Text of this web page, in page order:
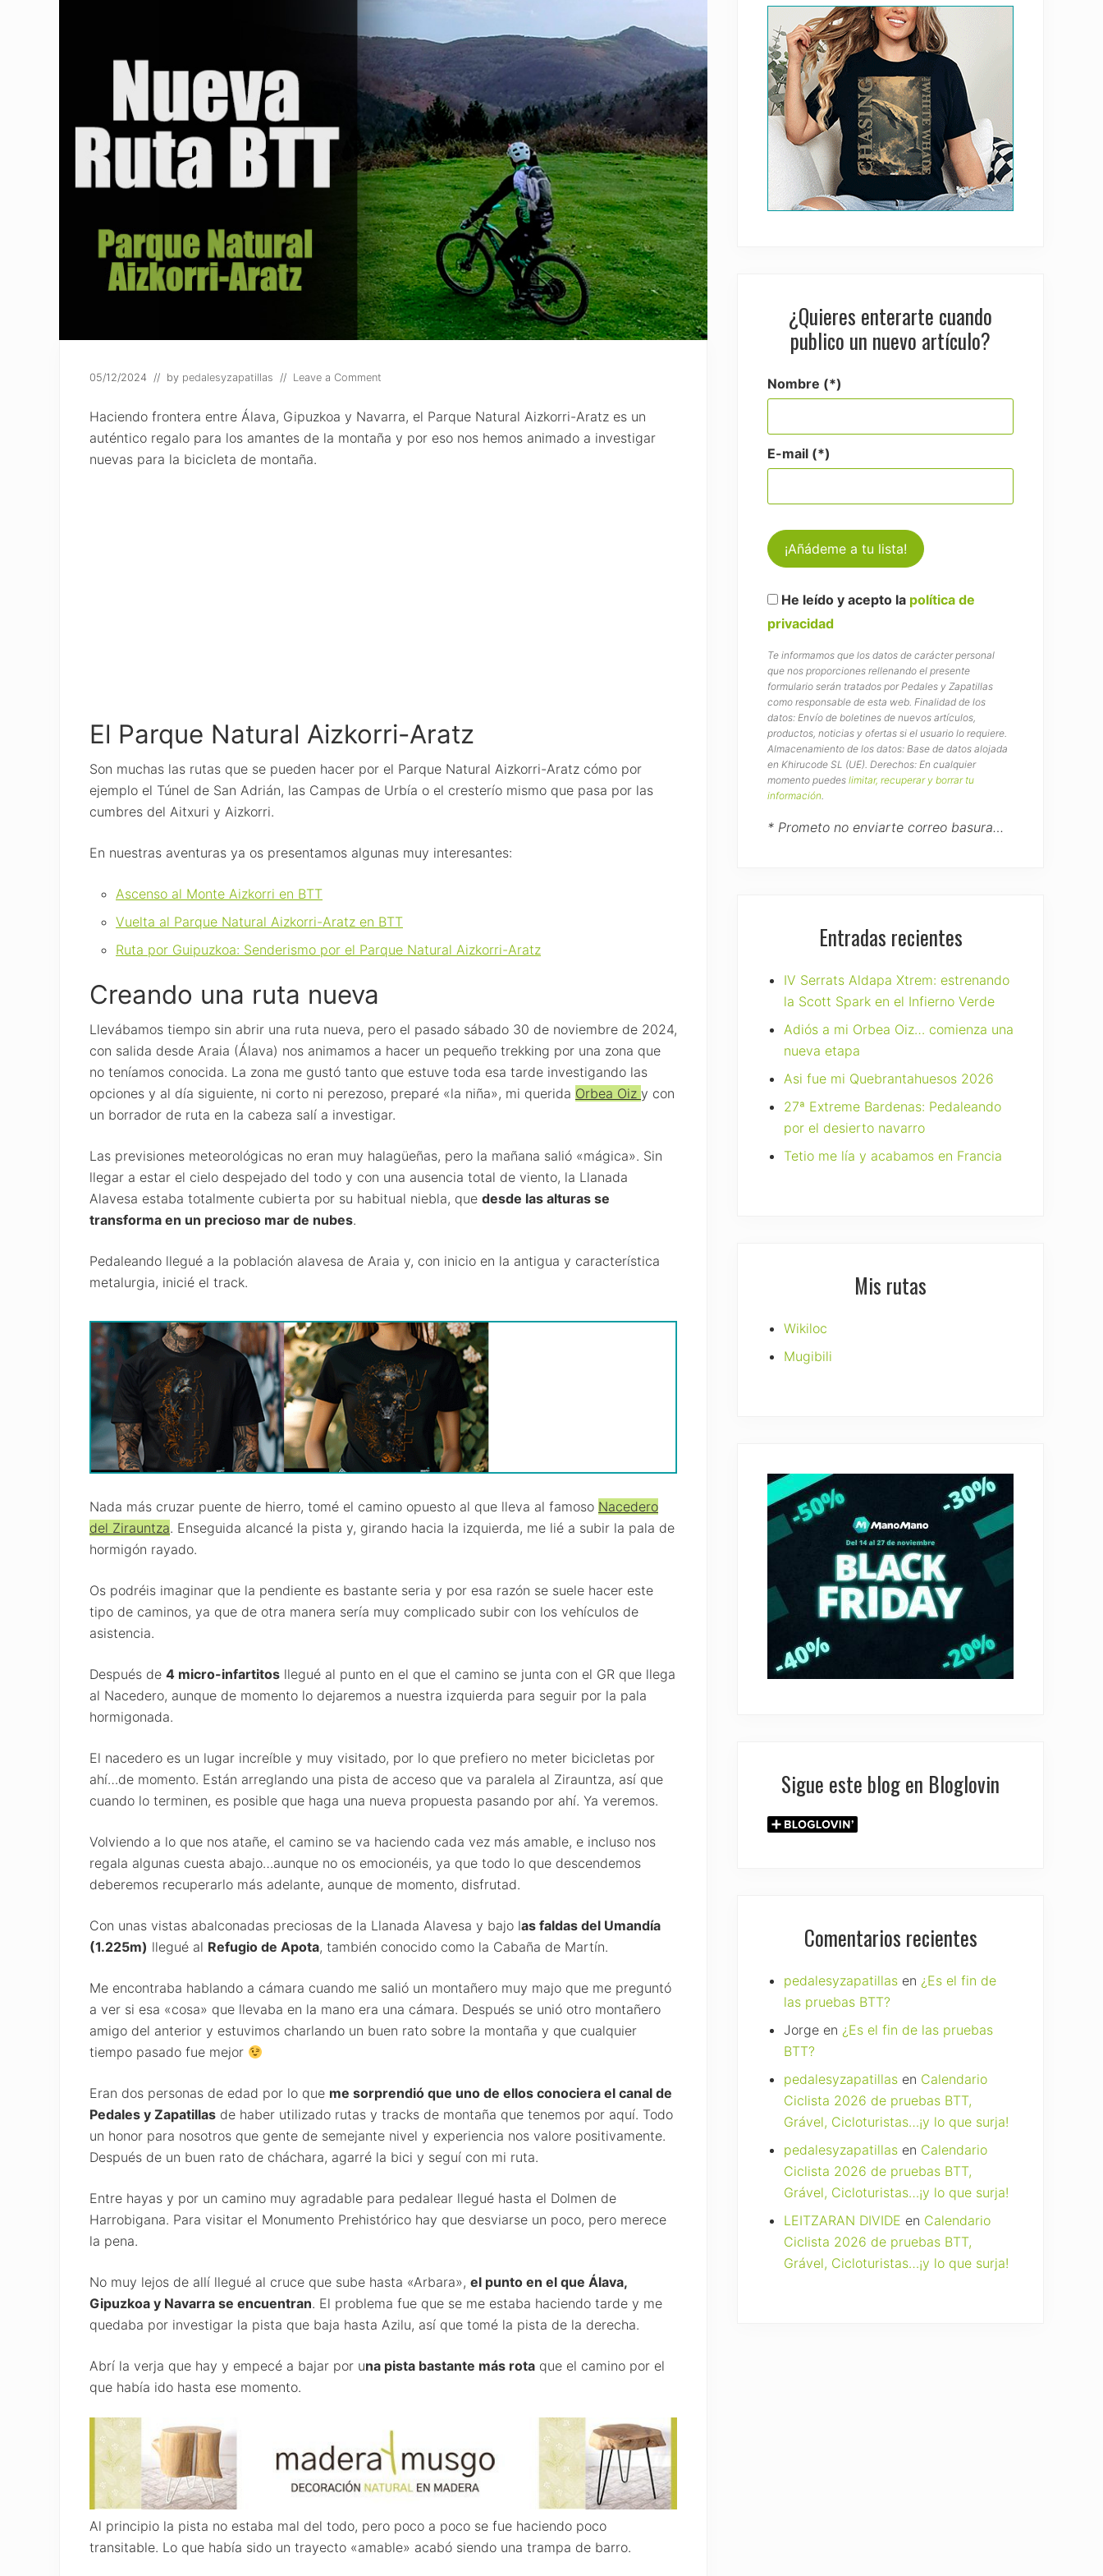
05/12/2024 // by pedalesyzapatillas // Leave a Comment
Haciendo frontera entre Álava, Gipuzkoa y Navarra, el Parque Natural Aizkorri-Aratz es un
auténtico regalo para los amantes de la montaña y por eso nos hemos animado a investigar
nuevas para la bicicleta de montaña.
El Parque Natural Aizkorri-Aratz
Son muchas las rutas que se pueden hacer por el Parque Natural Aizkorri-Aratz cómo por
ejemplo el Túnel de San Adrián, las Campas de Urbía o el cresterío mismo que pasa por las
cumbres del Aitxuri y Aizkorri.
En nuestras aventuras ya os presentamos algunas muy interesantes:
Ascenso al Monte Aizkorri en BTT
Vuelta al Parque Natural Aizkorri-Aratz en BTT
Ruta por Guipuzkoa: Senderismo por el Parque Natural Aizkorri-Aratz
Creando una ruta nueva
Llevábamos tiempo sin abrir una ruta nueva, pero el pasado sábado 30 de noviembre de 2024,
con salida desde Araia (Álava) nos animamos a hacer un pequeño trekking por una zona que
no teníamos conocida. La zona me gustó tanto que estuve toda esa tarde investigando las
opciones y al día siguiente, ni corto ni perezoso, preparé «la niña», mi querida Orbea Oiz y con
un borrador de ruta en la cabeza salí a investigar.
Las previsiones meteorológicas no eran muy halagüeñas, pero la mañana salió «mágica». Sin
llegar a estar el cielo despejado del todo y con una ausencia total de viento, la Llanada
Alavesa estaba totalmente cubierta por su habitual niebla, que desde las alturas se
transforma en un precioso mar de nubes.
Pedaleando llegué a la población alavesa de Araia y, con inicio en la antigua y característica
metalurgia, inicié el track.
Nada más cruzar puente de hierro, tomé el camino opuesto al que lleva al famoso Nacedero
del Zirauntza. Enseguida alcancé la pista y, girando hacia la izquierda, me lié a subir la pala de
hormigón rayado.
Os podréis imaginar que la pendiente es bastante seria y por esa razón se suele hacer este
tipo de caminos, ya que de otra manera sería muy complicado subir con los vehículos de
asistencia.
Después de 4 micro-infartitos llegué al punto en el que el camino se junta con el GR que llega
al Nacedero, aunque de momento lo dejaremos a nuestra izquierda para seguir por la pala
hormigonada.
El nacedero es un lugar increíble y muy visitado, por lo que prefiero no meter bicicletas por
ahí…de momento. Están arreglando una pista de acceso que va paralela al Zirauntza, así que
cuando lo terminen, es posible que haga una nueva propuesta pasando por ahí. Ya veremos.
Volviendo a lo que nos atañe, el camino se va haciendo cada vez más amable, e incluso nos
regala algunas cuesta abajo…aunque no os emocionéis, ya que todo lo que descendemos
deberemos recuperarlo más adelante, aunque de momento, disfrutad.
Con unas vistas abalconadas preciosas de la Llanada Alavesa y bajo las faldas del Umandía
(1.225m) llegué al Refugio de Apota, también conocido como la Cabaña de Martín.
Me encontraba hablando a cámara cuando me salió un montañero muy majo que me preguntó
a ver si esa «cosa» que llevaba en la mano era una cámara. Después se unió otro montañero
amigo del anterior y estuvimos charlando un buen rato sobre la montaña y que cualquier
tiempo pasado fue mejor
Eran dos personas de edad por lo que me sorprendió que uno de ellos conociera el canal de
Pedales y Zapatillas de haber utilizado rutas y tracks de montaña que tenemos por aquí. Todo
un honor para nosotros que gente de semejante nivel y experiencia nos valore positivamente.
Después de un buen rato de cháchara, agarré la bici y seguí con mi ruta.
Entre hayas y por un camino muy agradable para pedalear llegué hasta el Dolmen de
Harrobigana. Para visitar el Monumento Prehistórico hay que desviarse un poco, pero merece
la pena.
No muy lejos de allí llegué al cruce que sube hasta «Arbara», el punto en el que Álava,
Gipuzkoa y Navarra se encuentran. El problema fue que se me estaba haciendo tarde y me
quedaba por investigar la pista que baja hasta Azilu, así que tomé la pista de la derecha.
Abrí la verja que hay y empecé a bajar por una pista bastante más rota que el camino por el
que había ido hasta ese momento.
Al principio la pista no estaba mal del todo, pero poco a poco se fue haciendo poco
transitable. Lo que había sido un trayecto «amable» acabó siendo una trampa de barro.
Sidebar
¿Quieres enterarte cuando
publico un nuevo artículo?
Nombre (*)
E-mail (*)
He leído y acepto la política de
privacidad
Te informamos que los datos de carácter personal
que nos proporciones rellenando el presente
formulario serán tratados por Pedales y Zapatillas
como responsable de esta web. Finalidad de los
datos: Envío de boletines de nuevos artículos,
productos, noticias y ofertas si el usuario lo requiere.
Almacenamiento de los datos: Base de datos alojada
en Khirucode SL (UE). Derechos: En cualquier
momento puedes limitar, recuperar y borrar tu
información
* Prometo no enviarte correo basura…
Entradas recientes
IV Serrats Aldapa Xtrem: estrenando
la Scott Spark en el Infierno Verde
Adiós a mi Orbea Oiz… comienza una
nueva etapa
Asi fue mi Quebrantahuesos 2026
27ª Extreme Bardenas: Pedaleando
por el desierto navarro
Tetio me lía y acabamos en Francia
Mis rutas
Wikiloc
Mugibili
Sigue este blog en Bloglovin
Comentarios recientes
pedalesyzapatillas en ¿Es el fin de
las pruebas BTT?
Jorge en ¿Es el fin de las pruebas
BTT?
pedalesyzapatillas en Calendario
Ciclista 2026 de pruebas BTT,
Grável, Cicloturistas…¡y lo que surja!
pedalesyzapatillas en Calendario
Ciclista 2026 de pruebas BTT,
Grável, Cicloturistas…¡y lo que surja!
LEITZARAN DIVIDE en Calendario
Ciclista 2026 de pruebas BTT,
Grável, Cicloturistas…¡y lo que surja!